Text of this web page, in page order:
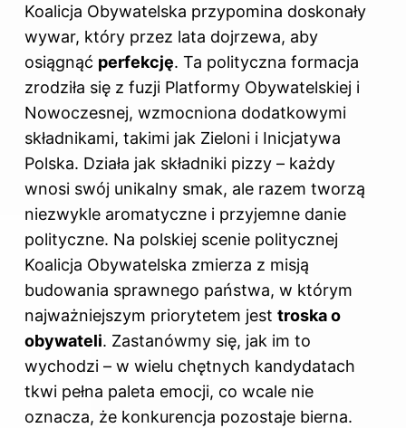
Koalicja Obywatelska przypomina doskonały
wywar, który przez lata dojrzewa, aby
osiągnąć perfekcję. Ta polityczna formacja
zrodziła się z fuzji Platformy Obywatelskiej i
Nowoczesnej, wzmocniona dodatkowymi
składnikami, takimi jak Zieloni i Inicjatywa
Polska. Działa jak składniki pizzy – każdy
wnosi swój unikalny smak, ale razem tworzą
niezwykle aromatyczne i przyjemne danie
polityczne. Na polskiej scenie politycznej
Koalicja Obywatelska zmierza z misją
budowania sprawnego państwa, w którym
najważniejszym priorytetem jest troska o
obywateli. Zastanówmy się, jak im to
wychodzi – w wielu chętnych kandydatach
tkwi pełna paleta emocji, co wcale nie
oznacza, że konkurencja pozostaje bierna.